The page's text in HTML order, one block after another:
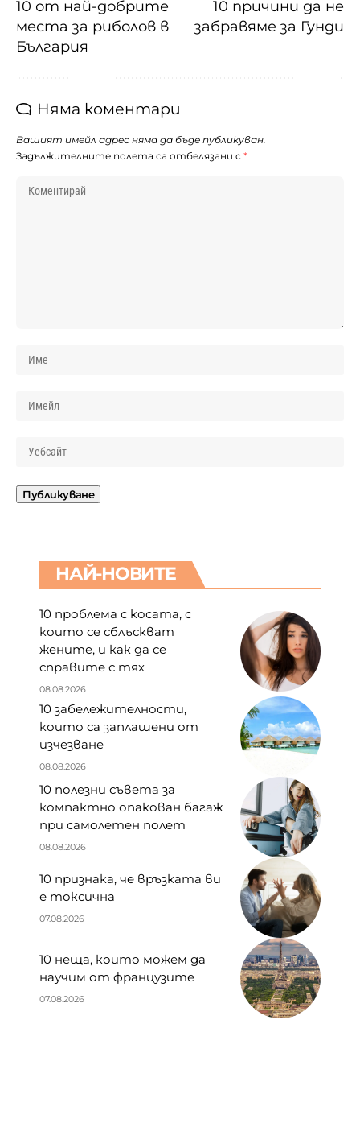
10 от най-добрите
места за риболов в
България
10 причини да не
забравяме за Гунди
Няма коментари
Вашият имейл адрес няма да бъде публикуван.
Задължителните полета са отбелязани с *
НАЙ-НОВИТЕ
10 проблема с косата, с
които се сблъскват
жените, и как да се
справите с тях
08.08.2026
10 забележителности,
които са заплашени от
изчезване
08.08.2026
10 полезни съвета за
компактно опакован багаж
при самолетен полет
08.08.2026
10 признака, че връзката ви
е токсична
07.08.2026
10 неща, които можем да
научим от французите
07.08.2026